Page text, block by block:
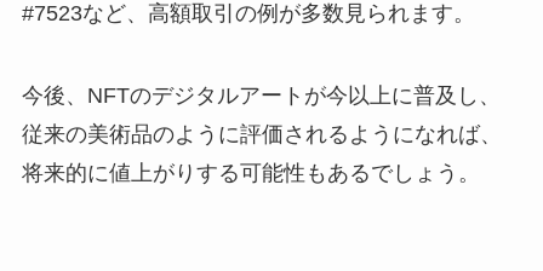
#7523など、高額取引の例が多数見られます。
今後、NFTのデジタルアートが今以上に普及し、
従来の美術品のように評価されるようになれば、
将来的に値上がりする可能性もあるでしょう。